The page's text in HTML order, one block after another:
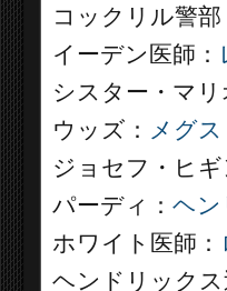
コックリル警部
イーデン医師：
シスター・マリ
ウッズ： メグ
ジョセフ・ヒギ
パーディ： ヘン
ホワイト医師：
ヘンドリックス